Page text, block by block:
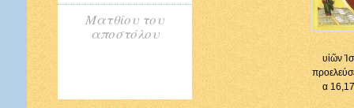
Ματθίου του
αποστόλου
υἱῶν
α 16,17